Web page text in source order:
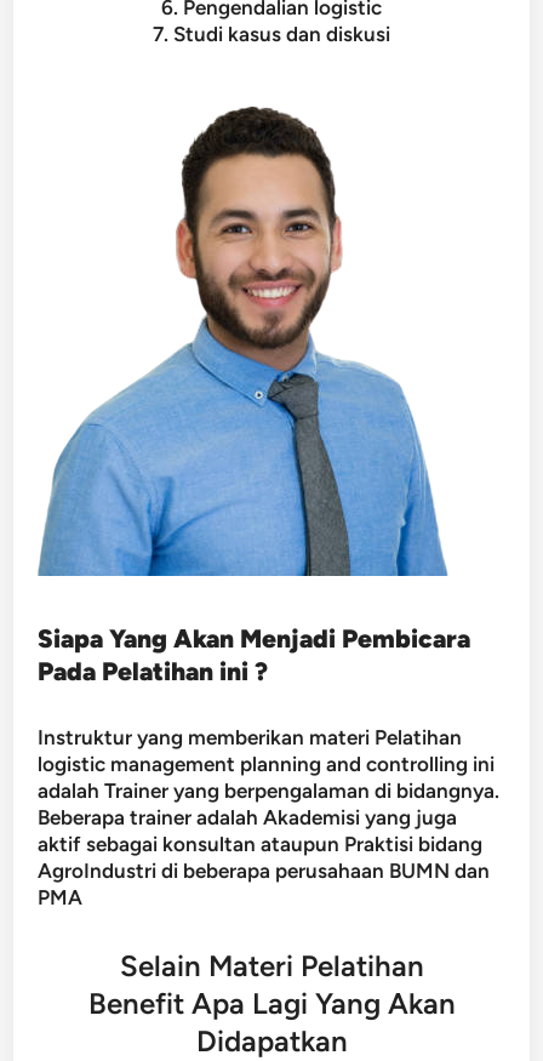
6. Pengendalian logistic
7. Studi kasus dan diskusi
Siapa Yang Akan Menjadi Pembicara
Pada Pelatihan ini ?
Instruktur yang memberikan materi Pelatihan
logistic management planning and controlling ini
adalah Trainer yang berpengalaman di bidangnya.
Beberapa trainer adalah Akademisi yang juga
aktif sebagai konsultan ataupun Praktisi bidang
AgroIndustri di beberapa perusahaan BUMN dan
PMA
Selain Materi Pelatihan
Benefit Apa Lagi Yang Akan
Didapatkan